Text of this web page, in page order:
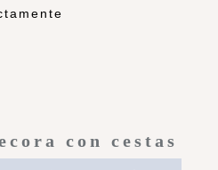
con cestas